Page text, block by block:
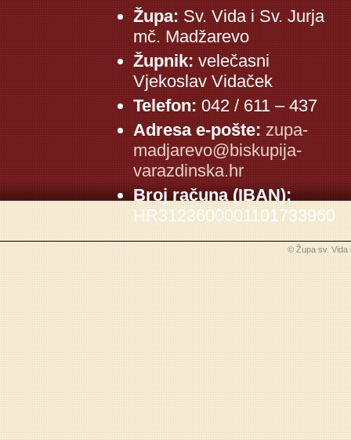
Župa: Sv. Vida i Sv. Jurja
mč. Madžarevo
Župnik: velečasni
Vjekoslav Vidaček
Telefon: 042 / 611 – 437
Adresa e-pošte: zupa-
madjarevo@biskupija-
varazdinska.hr
Broj računa (IBAN):
HR3123600001101733960
© Župa sv. Vida